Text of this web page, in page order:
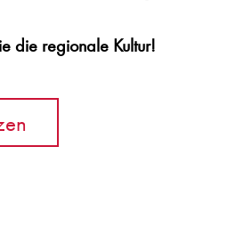
die regionale Kultur!